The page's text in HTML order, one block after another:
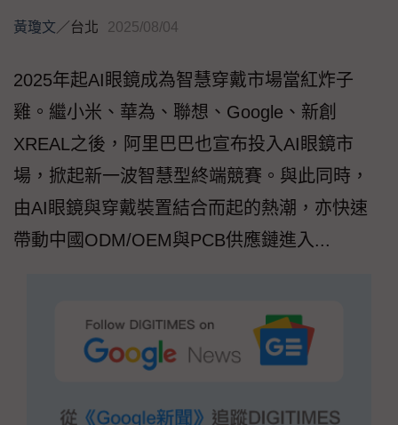
黃瓊文／台北 2025/08/04
2025年起AI眼鏡成為智慧穿戴市場當紅炸子
雞。繼小米、華為、聯想、Google、新創
XREAL之後，阿里巴巴也宣布投入AI眼鏡市
場，掀起新一波智慧型終端競賽。與此同時，
由AI眼鏡與穿戴裝置結合而起的熱潮，亦快速
帶動中國ODM/OEM與PCB供應鏈進入...